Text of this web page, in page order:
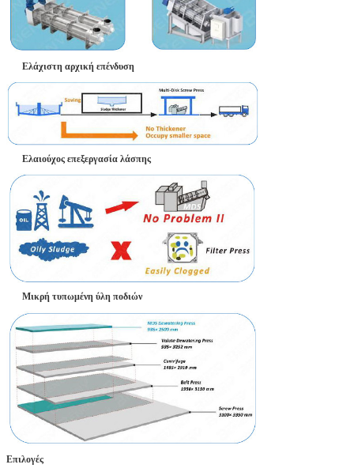
Ελάχιστη αρχική επένδυση
Ελαιούχος επεξεργασία λάσπης
Μικρή τυπωμένη ύλη ποδιών
Επιλογές